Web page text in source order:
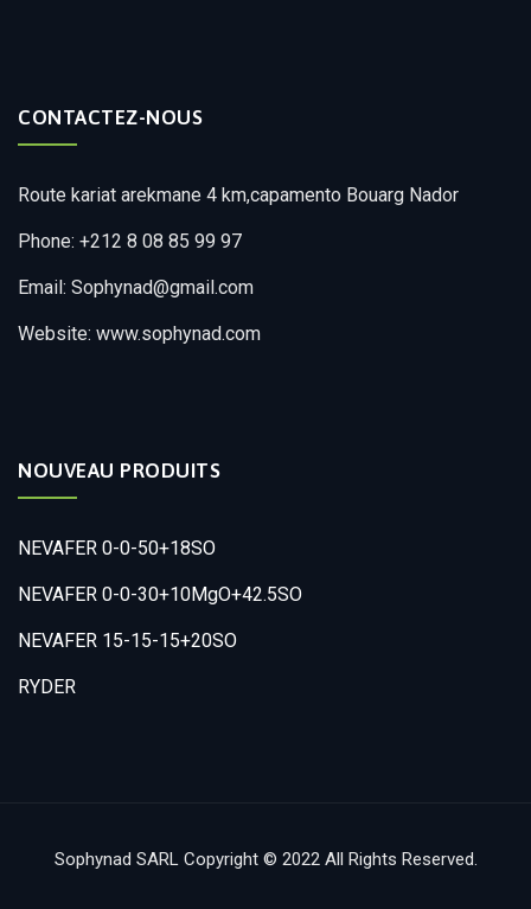
CONTACTEZ-NOUS
Route kariat arekmane 4 km,capamento Bouarg Nador
Phone: +212 8 08 85 99 97
Email: Sophynad@gmail.com
Website: www.sophynad.com
NOUVEAU PRODUITS
NEVAFER 0-0-50+18SO
NEVAFER 0-0-30+10MgO+42.5SO
NEVAFER 15-15-15+20SO
RYDER
Sophynad SARL Copyright © 2022 All Rights Reserved.